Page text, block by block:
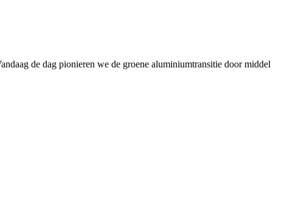
de dag pionieren we de groene aluminiumtransitie door middel